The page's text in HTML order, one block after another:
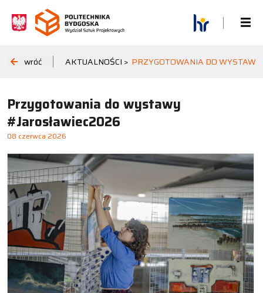
wróć AKTUALNOŚCI > PRZYGOTOWANIA DO
Przygotowania do wystawy
#Jarosławiec2026
08 czerwca 2026